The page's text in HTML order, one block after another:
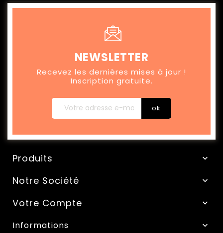
NEWSLETTER
Recevez les dernières mises à jour !
Inscription gratuite.
Produits 
Notre Société 
Votre Compte 
Informations 